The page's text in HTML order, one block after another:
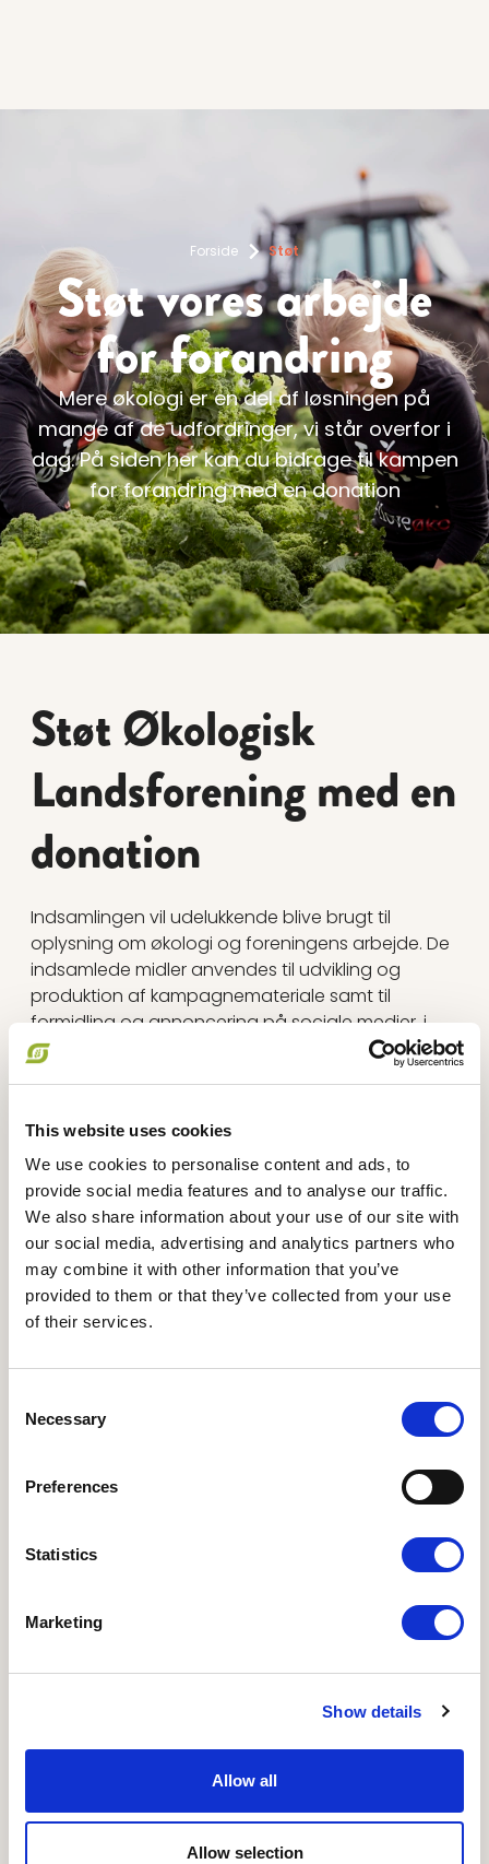
This website uses cookies
We use cookies to personalise content and ads, to
provide social media features and to analyse our traffic.
We also share information about your use of our site with
our social media, advertising and analytics partners who
may combine it with other information that you’ve
provided to them or that they’ve collected from your use
of their services.
Selection
Necessary
Preferences
Statistics
Marketing
Show details
Allow all
Allow selection
Forside Støt
Støt vores arbejde
for forandring
Mere økologi er en del af løsningen på
mange af de udfordringer, vi står overfor i
dag. På siden her kan du bidrage til kampen
for forandring med en donation
Støt Økologisk
Landsforening med en
donation
Indsamlingen vil udelukkende blive brugt til
oplysning om økologi og foreningens arbejde. De
indsamlede midler anvendes til udvikling og
produktion af kampagnemateriale samt til
formidling og annoncering på sociale medier, i
dagblade og andre relevante medier.
Du bestemmer selv, om du vil støtte os med et
Sidstnævnte kan altid opsiges i Mobile Pay eller
via mail til info@okologi.dk
Støt os i arbejdet for positiv forandring via
Mobile Pay på:
106798
Eller via linket